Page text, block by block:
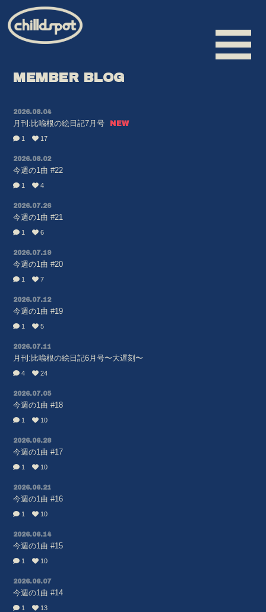
MEMBER BLOG
2026.08.04
月刊:比喩根の絵日記7月号
1 17
2026.08.02
今週の1曲 #22
1 4
2026.07.26
今週の1曲 #21
1 6
2026.07.19
今週の1曲 #20
1 7
2026.07.12
今週の1曲 #19
1 5
2026.07.11
月刊:比喩根の絵日記6月号〜大遅刻〜
4 24
2026.07.05
今週の1曲 #18
1 10
2026.06.28
今週の1曲 #17
1 10
2026.06.21
今週の1曲 #16
1 10
2026.06.14
今週の1曲 #15
1 10
2026.06.07
今週の1曲 #14
1 13